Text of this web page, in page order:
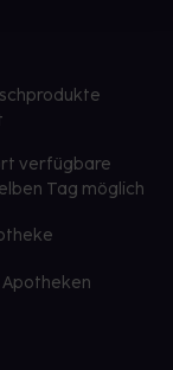
verfügbare
Tag möglich
Apotheken